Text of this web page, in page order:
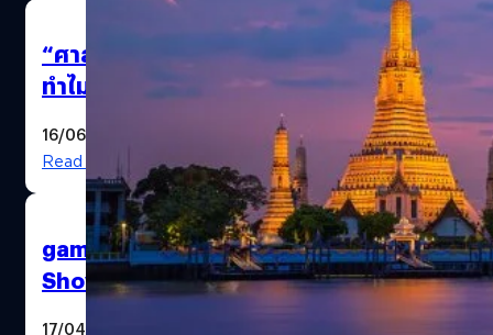
“ศาลโลก” คือใคร ? ชี้ขาดได้แค่ไหน
ทำไมถึงกลายเป็นความหวังของ
16/06/2025
Read More
gamescom asia x Thailand Game
Show มีอะไรบ้างที่เหล่าค่ายเกมและ
แบรนด์ต่าง ๆ ควรจับตามอง
17/04/2025